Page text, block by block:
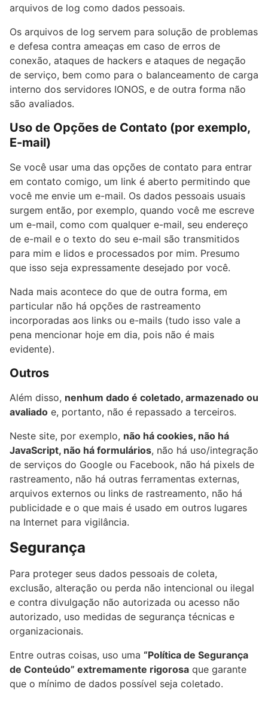
arquivos de log como dados pessoais.
Os arquivos de log servem para solução de problemas
e defesa contra ameaças em caso de erros de
conexão, ataques de hackers e ataques de negação
de serviço, bem como para o balanceamento de carga
interno dos servidores IONOS, e de outra forma não
são avaliados.
Uso de Opções de Contato (por exemplo,
E-mail)
Se você usar uma das opções de contato para entrar
em contato comigo, um link é aberto permitindo que
você me envie um e-mail. Os dados pessoais usuais
surgem então, por exemplo, quando você me escreve
um e-mail, como com qualquer e-mail, seu endereço
de e-mail e o texto do seu e-mail são transmitidos
para mim e lidos e processados por mim. Presumo
que isso seja expressamente desejado por você.
Nada mais acontece do que de outra forma, em
particular não há opções de rastreamento
incorporadas aos links ou e-mails (tudo isso vale a
pena mencionar hoje em dia, pois não é mais
evidente).
Outros
Além disso, nenhum dado é coletado, armazenado ou
avaliado e, portanto, não é repassado a terceiros.
Neste site, por exemplo, não há cookies, não há
JavaScript, não há formulários, não há uso/integração
de serviços do Google ou Facebook, não há pixels de
rastreamento, não há outras ferramentas externas,
arquivos externos ou links de rastreamento, não há
publicidade e o que mais é usado em outros lugares
na Internet para vigilância.
Segurança
Para proteger seus dados pessoais de coleta,
exclusão, alteração ou perda não intencional ou ilegal
e contra divulgação não autorizada ou acesso não
autorizado, uso medidas de segurança técnicas e
organizacionais.
Entre outras coisas, uso uma “Política de Segurança
de Conteúdo” extremamente rigorosa que garante
que o mínimo de dados possível seja coletado.